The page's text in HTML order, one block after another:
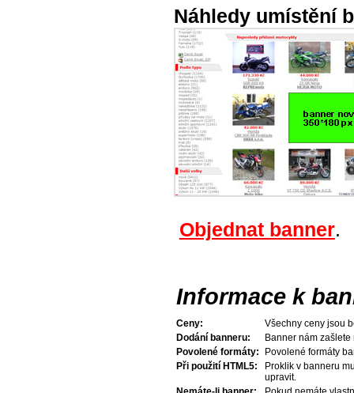
Náhledy umístění
Objednat banner.
Informace k
Ceny:
Všechny ceny jsou
Dodání banneru:
Banner nám
Povolené formáty:
Povolené formáty
Při použití HTML5:
Proklik v banneru
upravit.